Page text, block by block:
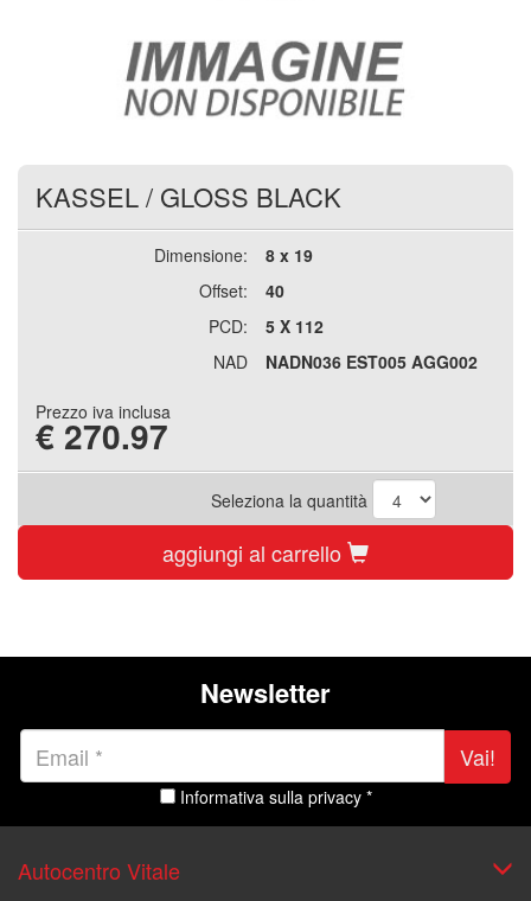
KASSEL/ GLOSS BLACK
Dimensione:
8 x 19
Offset:
40
PCD:
5 X 112
NAD
NADN036 EST005 AGG002
Prezzo iva inclusa
€ 270.97
Seleziona la quantità
aggiungi al carrello
Newsletter
Vai!
Informativa sulla privacy *
Autocentro Vitale